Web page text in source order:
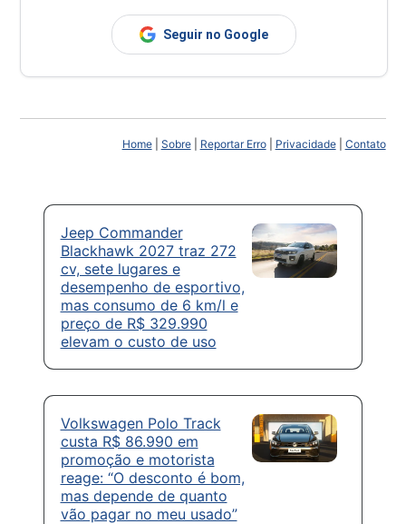
Seguir no Google
Home| Sobre| Reportar Erro| Privacidade| Contato
Jeep Commander
Blackhawk 2027 traz 272
cv, sete lugares e
desempenho de esportivo,
mas consumo de 6 km/l e
preço de R$ 329.990
elevam o custo de uso
Volkswagen Polo Track
custa R$ 86.990 em
promoção e motorista
reage: “O desconto é bom,
mas depende de quanto
vão pagar no meu usado”